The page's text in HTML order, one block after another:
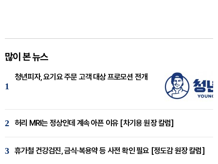
많이 본 뉴스
1
청년피자, 요기요 주문 고객 대상 프로모션 전개
2 허리 MRI는 정상인데 계속 아픈 이유 [차기용 원장 칼럼]
3 휴가철 건강검진, 금식·복용약 등 사전 확인 필요 [정도감 원장 칼럼]